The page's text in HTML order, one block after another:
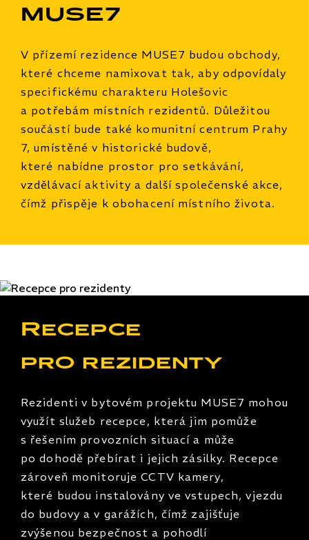
MUSE7
V přízemí rezidence MUSE7 budou obchody,
které chceme namixovat tak, aby odpovídaly
specifickému charakteru Holešovic
a potřebám místních rezidentů. Důležitou
součástí bude také komunitní centrum Prahy
7, umístěné v historické budově,
které nabídne prostor pro setkávání,
vzdělávací aktivity a další společenské akce,
čímž přispěje k obohacení místního života.
Recepce
pro rezidenty
Rezidenti v bytovém projektu MUSE7 mohou
využít služeb recepce, která jim pomůže
s řešením provozních situací a může
po dohodě přebírat i jejich zásilky. Recepce
zároveň monitoruje CCTV kamery,
které budou instalovány ve vstupech, vjezdu
do budovy a v garážích, čímž zajišťuje
zvýšenou bezpečnost a pohodlí